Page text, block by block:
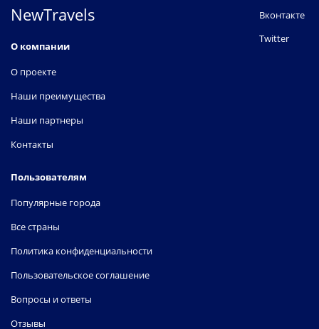
NewTravels
О компании
О проекте
Наши преимущества
Наши партнеры
Контакты
Пользователям
Популярные города
Все страны
Политика конфиденциальности
Пользовательское соглашение
Вопросы и ответы
Отзывы
Вконтакте
Twitter